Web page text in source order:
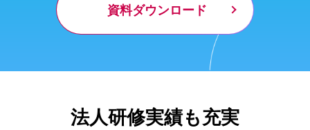
資料ダウンロード
法人研修実績も充実